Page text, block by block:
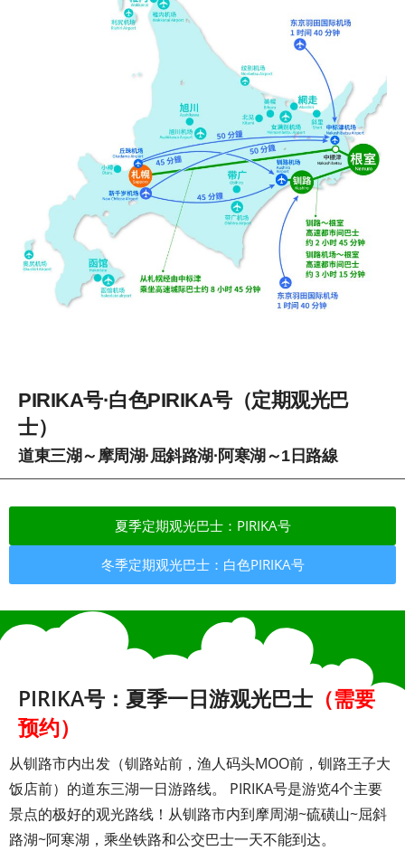
PIRIKA号·白色PIRIKA号（定期观光巴
士）
道東三湖～摩周湖·屈斜路湖·阿寒湖～1日路線
夏季定期观光巴士：PIRIKA号
冬季定期观光巴士：白色PIRIKA号
PIRIKA号：夏季一日游观光巴士 （需要
预约）
从钏路市内出发（钏路站前，渔人码头MOO前，钏路王子大
饭店前）的道东三湖一日游路线。 PIRIKA号是游览4个主要
景点的极好的观光路线！从钏路市内到摩周湖~硫磺山~屈斜
路湖~阿寒湖，乘坐铁路和公交巴士一天不能到达。